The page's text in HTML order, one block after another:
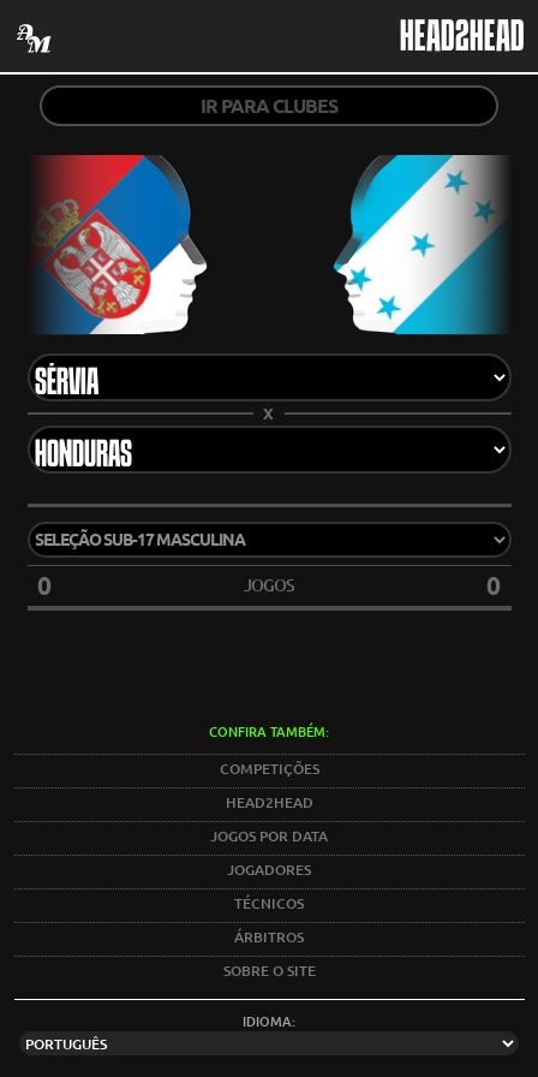
HEAD2HEAD
IR PARA CLUBES
X
0 JOGOS 0
CONFIRA TAMBÉM:
COMPETIÇÕES
HEAD2HEAD
JOGOS POR DATA
JOGADORES
TÉCNICOS
ÁRBITROS
SOBRE O SITE
IDIOMA: